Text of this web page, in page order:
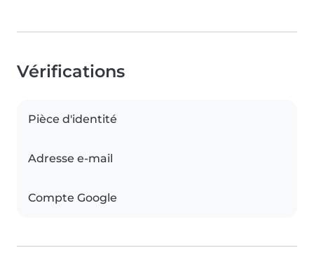
Vérifications
Pièce d'identité
Adresse e-mail
Compte Google